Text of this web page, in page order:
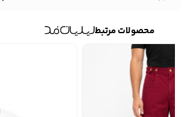
محصولات مرتبط